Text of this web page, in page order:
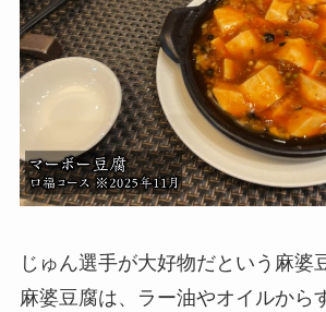
じゅん選手が大好物だという麻婆
麻婆豆腐は、ラー油やオイルから